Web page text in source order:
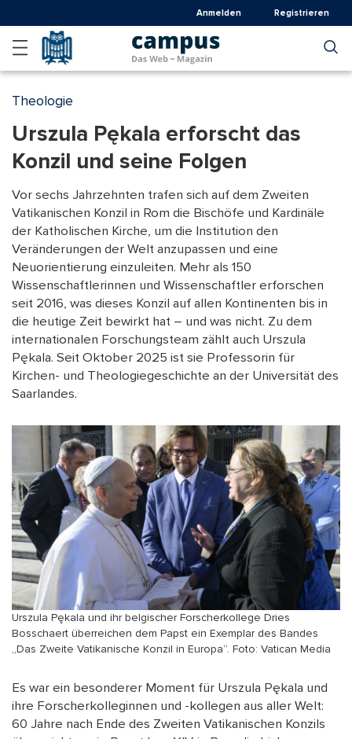
zum
Inhalt
Anmelden Registrieren
Theologie
Urszula Pękala erforscht das
Konzil und seine Folgen
Vor sechs Jahrzehnten trafen sich auf dem Zweiten
Vatikanischen Konzil in Rom die Bischöfe und Kardinäle
der Katholischen Kirche, um die Institution den
Veränderungen der Welt anzupassen und eine
Neuorientierung einzuleiten. Mehr als 150
Wissenschaftlerinnen und Wissenschaftler erforschen
seit 2016, was dieses Konzil auf allen Kontinenten bis in
die heutige Zeit bewirkt hat – und was nicht. Zu dem
internationalen Forschungsteam zählt auch Urszula
Pękala. Seit Oktober 2025 ist sie Professorin für
Kirchen- und Theologiegeschichte an der Universität des
Saarlandes.
Urszula Pękala und ihr belgischer Forscherkollege Dries
Bosschaert überreichen dem Papst ein Exemplar des Bandes
„Das Zweite Vatikanische Konzil in Europa“. Foto: Vatican Media
Es war ein besonderer Moment für Urszula Pękala und
ihre Forscherkolleginnen und -kollegen aus aller Welt:
60 Jahre nach Ende des Zweiten Vatikanischen Konzils